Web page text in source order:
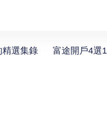
精選集錄
富途開戶4選1